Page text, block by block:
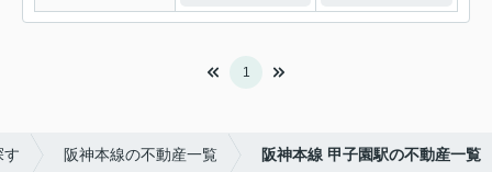
1
す 阪神本線の不動産一覧 阪神本線 甲子園駅の不動産一覧